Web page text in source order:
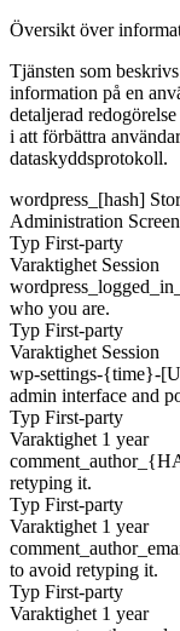
Översikt över
Tjänsten som
information på en
detaljerad
i att förbättra
dataskyddsprotokoll.
wordpress_[hash]
Administration
Typ First-party
Varaktighet Session
who you are.
Typ First-party
Varaktighet Session
wp-settings-{time}-
admin interface and
Typ First-party
Varaktighet 1 year
retyping it.
Typ First-party
Varaktighet 1 year
to avoid retyping it.
Typ First-party
Varaktighet 1 year